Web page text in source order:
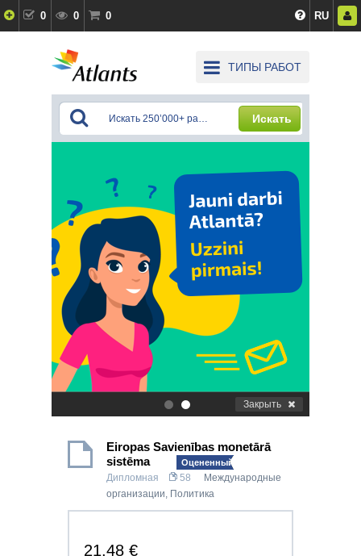
0 0 0 RU
ТИПЫ РАБОТ
Искать
. Закрыть
Eiropas Savienības monetārā
sistēma
Оцененный!
Дипломная 58
Международные
организации, Политика
21,48 €